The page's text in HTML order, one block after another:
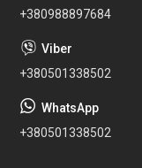
+380988897684
+380501338502
+380501338502